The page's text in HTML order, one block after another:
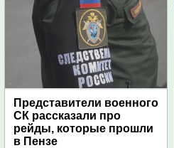
Представители военного
СК рассказали про
рейды, которые прошли
в Пензе